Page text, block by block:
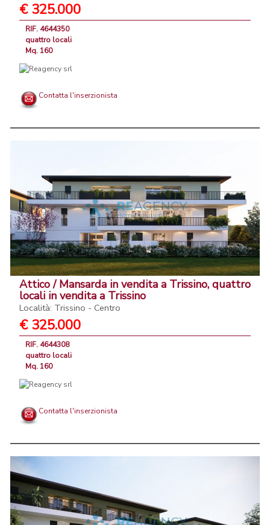
€ 325.000
RIF. 4644350
quattro locali
Mq. 160
Contatta l'inserzionista
Attico / Mansarda in vendita a Trissino, quattro
locali in vendita a Trissino
Località: Trissino - Centro
€ 325.000
RIF. 4644308
quattro locali
Mq. 160
Contatta l'inserzionista